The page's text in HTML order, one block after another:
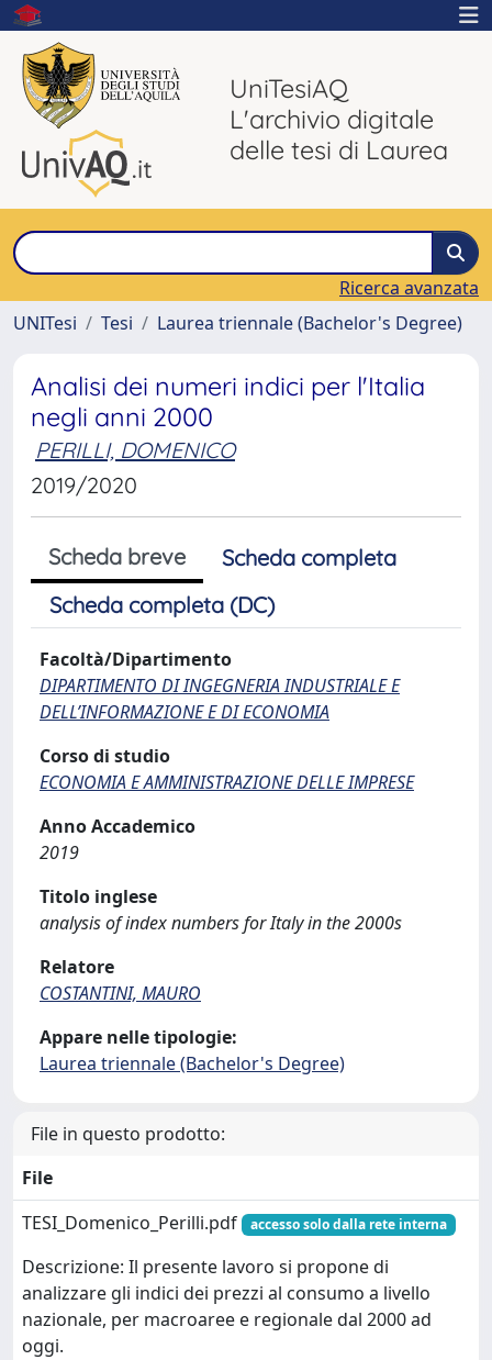
UniTesiAQ
L'archivio digitale
delle tesi di Laurea
Ricerca avanzata
UNITesi
Tesi Laurea triennale (Bachelor's Degree)
Analisi dei numeri indici per l'Italia
negli anni 2000
PERILLI, DOMENICO
2019/2020
Scheda breve
Scheda completa
Scheda completa (DC)
Facoltà/Dipartimento
DIPARTIMENTO DI INGEGNERIA INDUSTRIALE E
DELL’INFORMAZIONE E DI ECONOMIA
Corso di studio
ECONOMIA E AMMINISTRAZIONE DELLE IMPRESE
Anno Accademico
2019
Titolo inglese
analysis of index numbers for Italy in the 2000s
Relatore
COSTANTINI, MAURO
Appare nelle tipologie:
Laurea triennale (Bachelor's Degree)
File in questo prodotto:
File
TESI_Domenico_Perilli.pdf
accesso solo dalla rete interna
Descrizione: Il presente lavoro si propone di
analizzare gli indici dei prezzi al consumo a livello
nazionale, per macroaree e regionale dal 2000 ad
oggi.